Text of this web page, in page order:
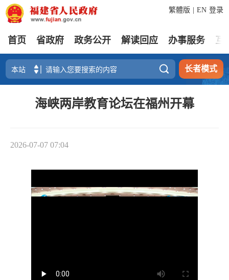
登录
繁體版 EN
首页 省政府 政务公开 解读回应 办事服务 互
 长者模式
海峡两岸教育论坛在福州开幕
2026-07-07 07:04